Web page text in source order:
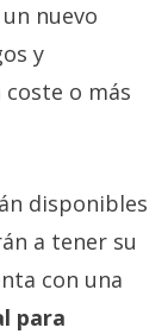
nuevo
y
o más
disponibles
a tener su
con una
para